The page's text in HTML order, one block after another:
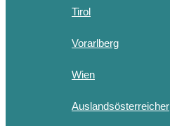
Tirol
Vorarlberg
Wien
Auslandsösterreicher